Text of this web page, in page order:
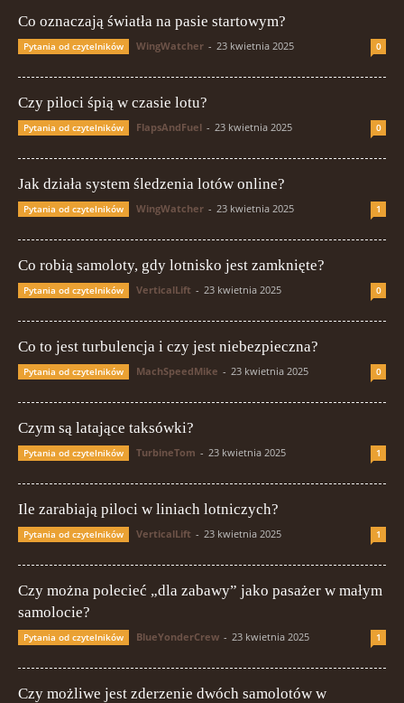
Co oznaczają światła na pasie startowym?
Pytania od czytelników WingWatcher - 23 kwietnia 2025 0
Czy piloci śpią w czasie lotu?
Pytania od czytelników FlapsAndFuel - 23 kwietnia 2025 0
Jak działa system śledzenia lotów online?
Pytania od czytelników WingWatcher - 23 kwietnia 2025 1
Co robią samoloty, gdy lotnisko jest zamknięte?
Pytania od czytelników VerticalLift - 23 kwietnia 2025 0
Co to jest turbulencja i czy jest niebezpieczna?
Pytania od czytelników MachSpeedMike - 23 kwietnia 2025 0
Czym są latające taksówki?
Pytania od czytelników TurbineTom - 23 kwietnia 2025 1
Ile zarabiają piloci w liniach lotniczych?
Pytania od czytelników VerticalLift - 23 kwietnia 2025 1
Czy można polecieć „dla zabawy” jako pasażer w małym
samolocie?
Pytania od czytelników BlueYonderCrew - 23 kwietnia 2025 1
Czy możliwe jest zderzenie dwóch samolotów w